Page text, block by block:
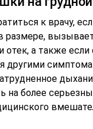
к врачу,
размере,
отек, а также если
другими
на более